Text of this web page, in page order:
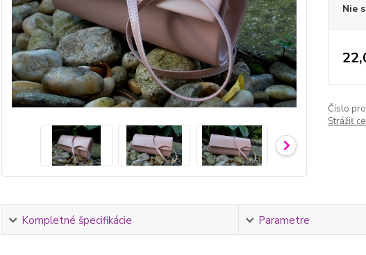
Nie
Číslo
Strážiť
Kompletné špecifikácie Parametre